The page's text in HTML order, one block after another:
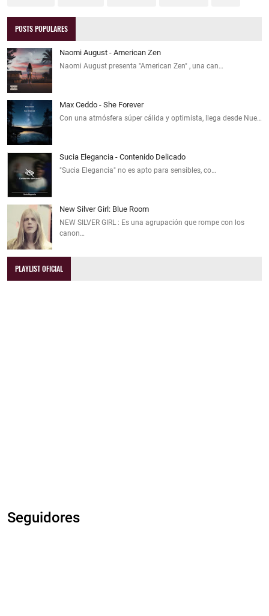
POSTS POPULARES
Naomi August - American Zen
Naomi August presenta "American Zen" , una can…
Max Ceddo - She Forever
Con una atmósfera súper cálida y optimista, llega desde Nue…
Sucia Elegancia - Contenido Delicado
"Sucia Elegancia" no es apto para sensibles, co…
New Silver Girl: Blue Room
NEW SILVER GIRL : Es una agrupación que rompe con los
canon…
PLAYLIST OFICIAL
Seguidores